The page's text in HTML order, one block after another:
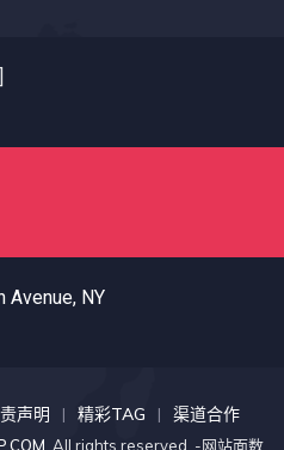
Avenue, NY
声明 精彩TAG 渠道合作
. All rights reserved. -网站面数